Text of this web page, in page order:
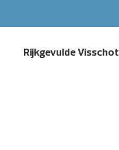
Rijkgevulde